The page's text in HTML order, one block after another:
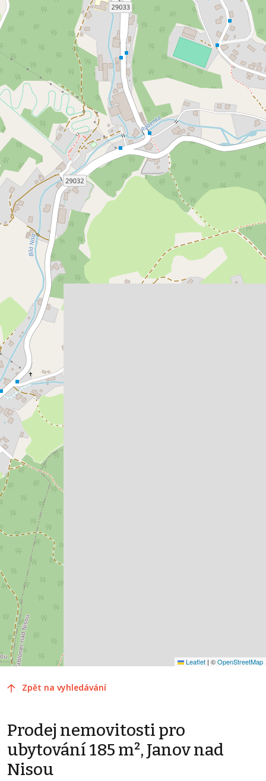
Leaflet | ©OpenStreetMap
Zpět na vyhledávání
Prodej nemovitosti pro
ubytování 185 m², Janov nad
Nisou